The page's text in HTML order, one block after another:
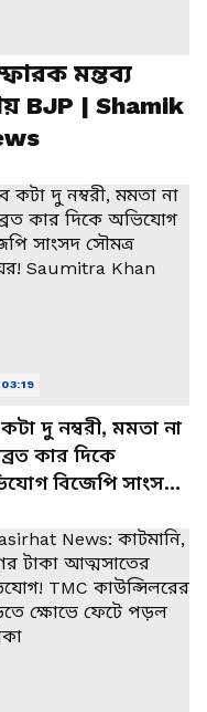
মন্তব্য
BJP | Shamik
দু নম্বরী, মমতা না
কার দিকে
বিজেপি সাংসদ
03:19